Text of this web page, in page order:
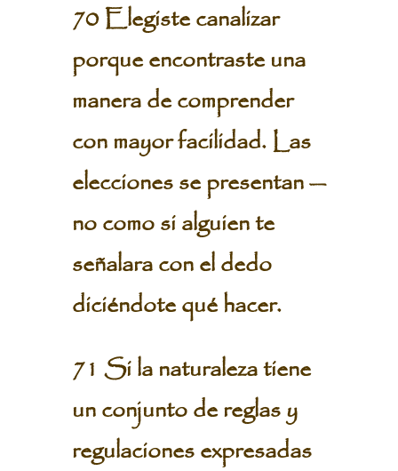
70 Elegiste canalizar
porque encontraste una
manera de comprender
con mayor facilidad. Las
elecciones se presentan —
no como si alguien te
señalara con el dedo
diciéndote qué hacer.
71 Si la naturaleza tiene
un conjunto de reglas y
regulaciones expresadas